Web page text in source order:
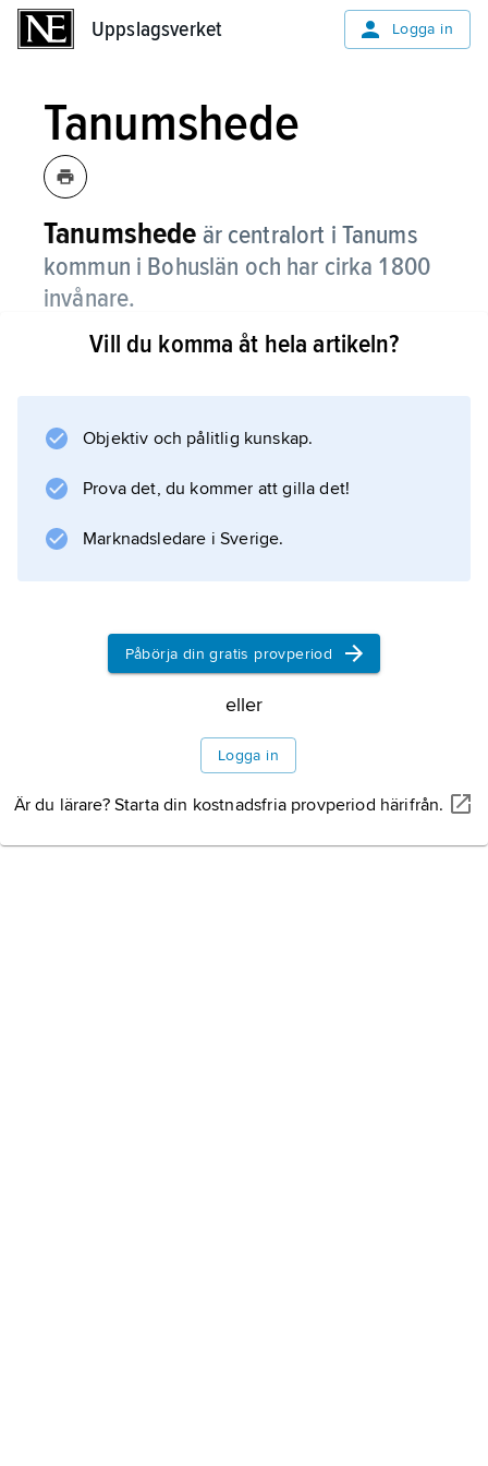
Uppslagsverket Logga in
Tanumshede
Tanumshede är centralort i Tanums
kommun i Bohuslän och har cirka 1 800
invånare.
I samhället finns ett par stora företag där man
Vill du komma åt hela artikeln?
Objektiv och pålitlig kunskap.
Prova det, du kommer att gilla det!
Marknadsledare i Sverige.
Påbörja din gratis provperiod
eller
Logga in
Är du lärare? Starta din kostnadsfria provperiod härifrån.